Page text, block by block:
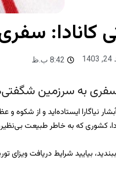
کانادا:
8:42 ب.ظ
به سرزمین
نیاگارا ایستاده‌اید و از
کشوری که به خاطر طبیعت
بیایید شرایط دریافت ویزای